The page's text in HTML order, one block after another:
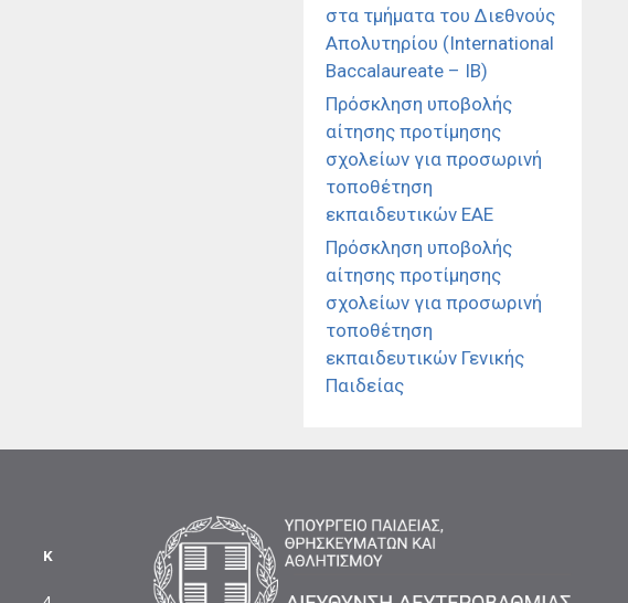
στα τμήματα του Διεθνούς
Απολυτηρίου (International
Baccalaureate – IB)
Πρόσκληση υποβολής
αίτησης προτίμησης
σχολείων για προσωρινή
τοποθέτηση
εκπαιδευτικών ΕΑΕ
Πρόσκληση υποβολής
αίτησης προτίμησης
σχολείων για προσωρινή
τοποθέτηση
εκπαιδευτικών Γενικής
Παιδείας
Κ